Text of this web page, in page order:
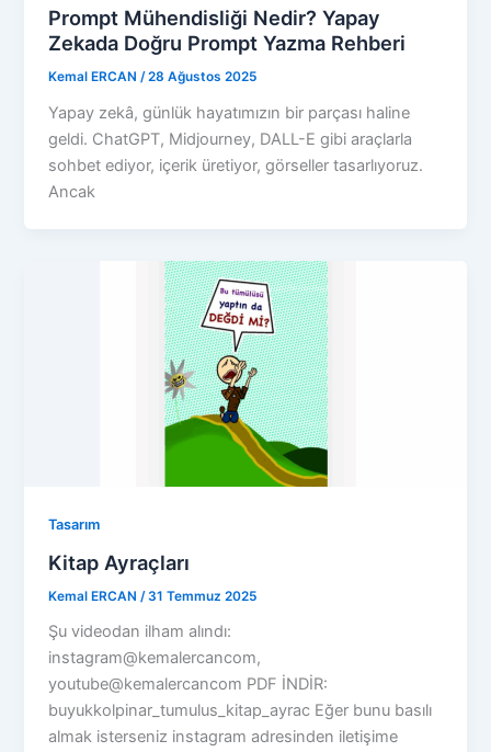
Prompt Mühendisliği Nedir? Yapay
Zekada Doğru Prompt Yazma Rehberi
Kemal ERCAN/28 Ağustos 2025
Yapay zekâ, günlük hayatımızın bir parçası haline
geldi. ChatGPT, Midjourney, DALL-E gibi araçlarla
sohbet ediyor, içerik üretiyor, görseller tasarlıyoruz.
Ancak
Tasarım
Kitap Ayraçları
Kemal ERCAN /31 Temmuz 2025
Şu videodan ilham alındı:
instagram@kemalercancom,
youtube@kemalercancom PDF İNDİR:
buyukkolpinar_tumulus_kitap_ayrac Eğer bunu basılı
almak isterseniz instagram adresinden iletişime